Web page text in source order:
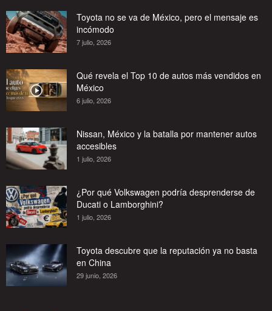
Toyota no se va de México, pero el mensaje es
incómodo
7 julio, 2026
Qué revela el Top 10 de autos más vendidos en
México
6 julio, 2026
Nissan, México y la batalla por mantener autos
accesibles
1 julio, 2026
¿Por qué Volkswagen podría desprenderse de
Ducati o Lamborghini?
1 julio, 2026
Toyota descubre que la reputación ya no basta
en China
29 junio, 2026